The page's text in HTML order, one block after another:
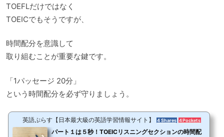
TOEFLだけではなく
TOEICでもそうですが、
時間配分を意識して
取り組むことが重要な鍵です。
「1パッセージ 20分」
という時間配分を必ず守りましょう。
英語ぷらす【日本最大級の英語学習情報サイト】 4 Shares 4 Pockets
パート１は５秒！TOEICリスニングセクションの時間配